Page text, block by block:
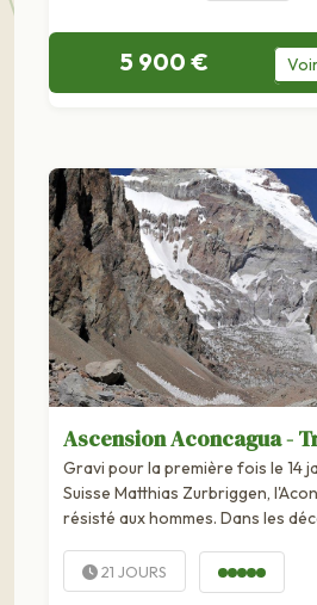
5 900 €
Ascension Aconcagua -
Gravi pour la première fois le 14
Suisse Matthias Zurbriggen,
résisté aux hommes. Dans les
21 JOURS